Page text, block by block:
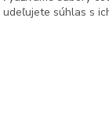
udeľujete súhlas s